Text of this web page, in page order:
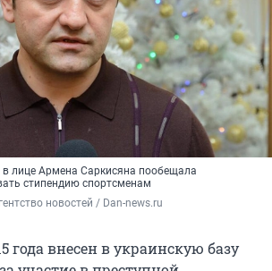
лице Армена Саркисяна пообещала
стипендию спортсменам
новостей / Dan-news.ru
года внесен в украинскую базу